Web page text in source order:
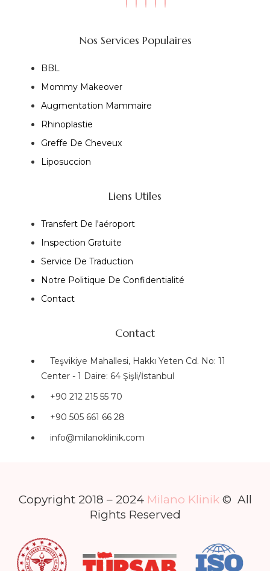
Nos Services Populaires
BBL
Mommy Makeover
Augmentation Mammaire
Rhinoplastie
Greffe De Cheveux
Liposuccion
Liens Utiles
Transfert De l'aéroport
Inspection Gratuite
Service De Traduction
Notre Politique De Confidentialité
Contact
Contact
Teşvikiye Mahallesi, Hakkı Yeten Cd. No: 11
Center - 1 Daire: 64 Şişli/İstanbul
+90 212 215 55 70
+90 505 661 66 28
info@milanoklinik.com
Copyright 2018 – 2024 Milano Klinik© All
Rights Reserved